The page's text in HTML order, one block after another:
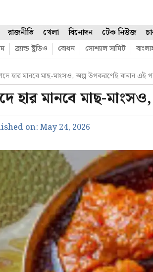
রাজনীতি খেলা বিনোদন টেক নিউজ
ব্র্যান্ড ষ্টুডিও বোধন সোশ্যাল সামিট
হার মানবে মাছ-মাংসও, অল্প উপকরণেই বানান এই
হার মানবে মাছ-
on:May 24, 2026